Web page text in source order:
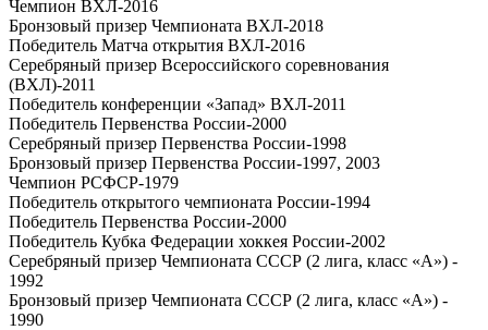
Чемпион ВХЛ-2016
Бронзовый призер Чемпионата ВХЛ-2018
Победитель Матча открытия ВХЛ-2016
Серебряный призер Всероссийского соревнования
(ВХЛ)-2011
Победитель конференции «Запад» ВХЛ-2011
Победитель Первенства России-2000
Серебряный призер Первенства России-1998
Бронзовый призер Первенства России-1997, 2003
Чемпион РСФСР-1979
Победитель открытого чемпионата России-1994
Победитель Первенства России-2000
Победитель Кубка Федерации хоккея России-2002
Серебряный призер Чемпионата СССР (2 лига, класс «А») -
1992
Бронзовый призер Чемпионата СССР (2 лига, класс «А») -
1990